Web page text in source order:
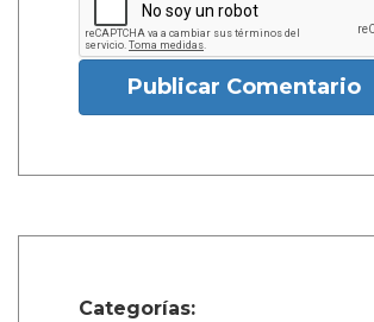
Publicar Comentario
Categorías: